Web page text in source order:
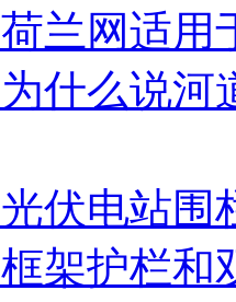
荷兰网适用
为什么说河
光伏电站围
框架护栏和